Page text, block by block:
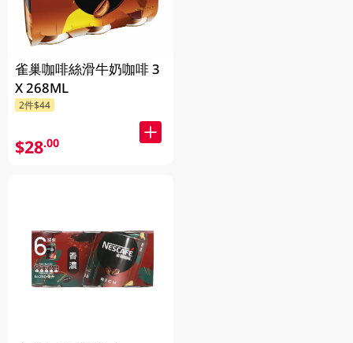
雀巢咖啡絲滑牛奶咖啡 3
X 268ML
2件$44
$28.00